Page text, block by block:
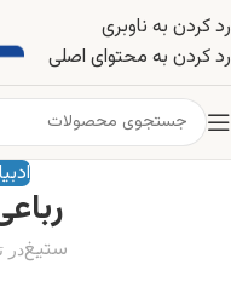
رد کردن به ناوبری
رد کردن به محتوای اصلی
رباعی 21
ستیغدر